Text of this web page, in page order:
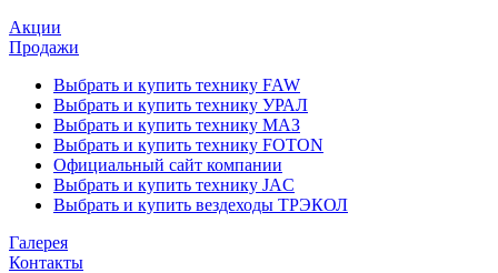
Акции
Продажи
Выбрать и купить технику FAW
Выбрать и купить технику УРАЛ
Выбрать и купить технику МАЗ
Выбрать и купить технику FOTON
Официальный сайт компании
Выбрать и купить технику JAC
Выбрать и купить вездеходы ТРЭКОЛ
Галерея
Контакты